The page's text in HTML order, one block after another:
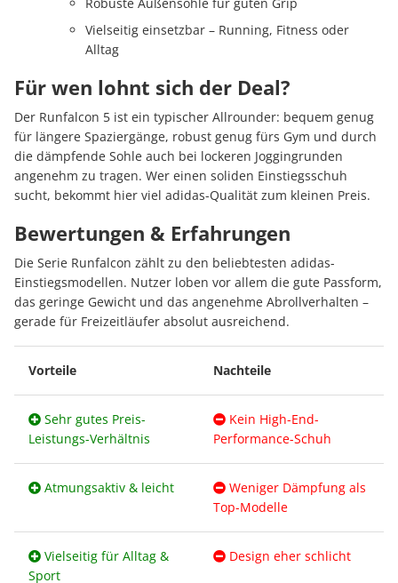
Vielseitig einsetzbar – Running, Fitness oder
Alltag
Für wen lohnt sich der Deal?
Der Runfalcon 5 ist ein typischer Allrounder: bequem genug
für längere Spaziergänge, robust genug fürs Gym und durch
die dämpfende Sohle auch bei lockeren Joggingrunden
angenehm zu tragen. Wer einen soliden Einstiegsschuh
sucht, bekommt hier viel adidas-Qualität zum kleinen Preis.
Bewertungen & Erfahrungen
Die Serie Runfalcon zählt zu den beliebtesten adidas-
Einstiegsmodellen. Nutzer loben vor allem die gute Passform,
das geringe Gewicht und das angenehme Abrollverhalten –
gerade für Freizeitläufer absolut ausreichend.
Vorteile Nachteile
Sehr gutes Preis-
Leistungs-Verhältnis
Kein High-End-
Performance-Schuh
Atmungsaktiv & leicht
Weniger Dämpfung als
Top-Modelle
Vielseitig für Alltag &
Sport
Design eher schlicht